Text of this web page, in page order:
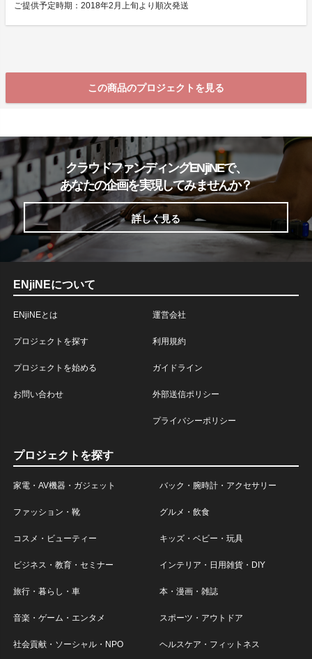
ご提供予定時期：2018年2月上旬より順次発送
この商品のプロジェクトを見る
クラウドファンディングENjiNEで、
あなたの企画を実現してみませんか？
詳しく見る
ENjiNEについて
ENjiNEとは
プロジェクトを探す
プロジェクトを始める
お問い合わせ
運営会社
利用規約
ガイドライン
外部送信ポリシー
プライバシーポリシー
プロジェクトを探す
家電・AV機器・ガジェット バック・腕時計・アクセサリー
ファッション・靴 グルメ・飲食
コスメ・ビューティー キッズ・ベビー・玩具
ビジネス・教育・セミナー インテリア・日用雑貨・DIY
旅行・暮らし・車 本・漫画・雑誌
音楽・ゲーム・エンタメ スポーツ・アウトドア
社会貢献・ソーシャル・NPO ヘルスケア・フィットネス